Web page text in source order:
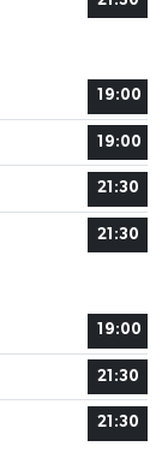
19:00
19:00
21:30
21:30
19:00
21:30
21:30